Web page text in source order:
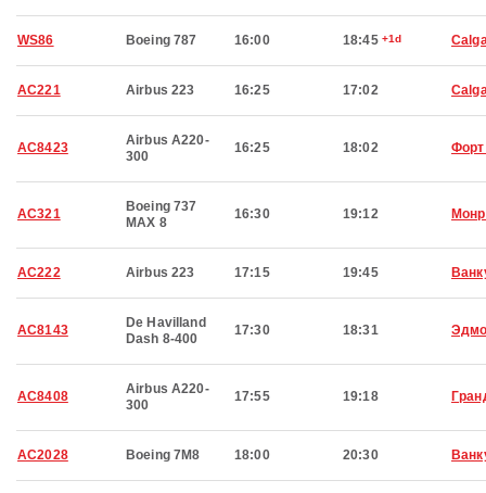
WS86 Boeing 787 16:00 18:45 +1d
AC221 Airbus 223 16:25 17:02
AC8423
Airbus A220-
300
16:25 18:02
AC321
Boeing 737
MAX 8
16:30 19:12
AC222 Airbus 223 17:15 19:45
AC8143
De Havilland
Dash 8-400
17:30 18:31
AC8408
Airbus A220-
300
17:55 19:18
AC2028 Boeing 7M8 18:00 20:30